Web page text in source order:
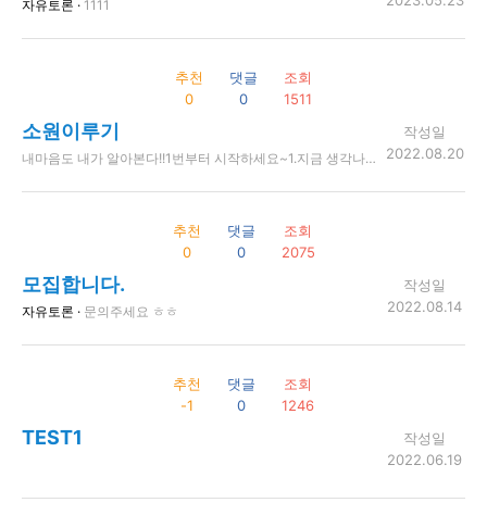
자유토론 · 1111
추천
0
댓글
0
조회
1511
소원이루기
내마음도 내가 알아본다!!1번부터 시작하세요~ ​ ​ 1.지금 생각나는 남자의 이름을 적으세요. ​ ​ 2.지금 생각나는 여자의 이름을 적으세요. ​ ​ 3.흰색,분홍색중 하나를 택하세요. ​ ​ 4회색,흰색,갈색,파란색,검은색중 하나를 택하세요. ​ ​ 5.백장미,튤립,붉은장미중 하나를 택하세요. ​ ​ 6.1~9까지 좋아하는 숫자를 고르세요. ​ ​ 7.해변과 산중 하나를 고르세요. ​ ​ 8.자기 나이를 적으세요. ​ ​ 9소원을 비세요................................... ​ ​ ~~~~~~~~~~~~~~~~~~~~~~~~~~~~~~~~~~~~~~~~ ​ ​ 해석.. ​ ​ ~~~~~~~~~~~~~~~~~~~~~~~~~~~~~~~~~~~~~~~~~ ​ ​ 1.자신이 결혼하게 될 남자 ​ ​ 2.자신이 결혼할때 부케받게될 여자 ​ ​ 3.결혼식대 입을 드레스의 색 ​ ​ 4결혼식대 남자가 입을 턱시도의 색 ​ ​ 5.결혼식대 꾸며지게 될 꽃 ​ ​ 6.결혼하기까지 걸리는 해 ​ ​ 7.해변은 수수하고 조용한 결혼식을,산은 화려하고 거창한 ​ ​ 결혼식 ​ ​ 8.한시간내에이 심리테스트를 자기 나이에서10을 뺀만큼 ​ ​ 다른곳에다 올리세요 ​ ​ 그려면 9번의 소원이 진짜로 이루어집니다........ ​ ​ 저도 소원을 이루기위하여 올리고 있습니다.. . ​ ​ .. 이글을 보시고 1시간 이내에 1번만 다른곳에 올리면 소원이 이루어집니다
작성일
2022.08.20
추천
0
댓글
0
조회
2075
모집합니다.
자유토론 · 문의주세요 ㅎㅎ
작성일
2022.08.14
추천
-1
댓글
0
조회
1246
TEST1
작성일
2022.06.19